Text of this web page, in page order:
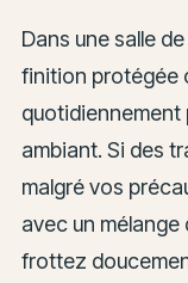
Dans une salle
finition protégée
quotidiennement
ambiant. Si des
malgré vos
avec un mélange
frottez